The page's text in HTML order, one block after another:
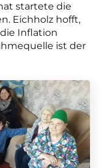
startete die
Eichholz hofft,
Inflation
ist der